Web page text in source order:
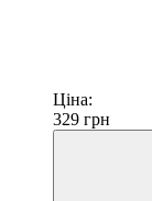
Ціна:
329 грн